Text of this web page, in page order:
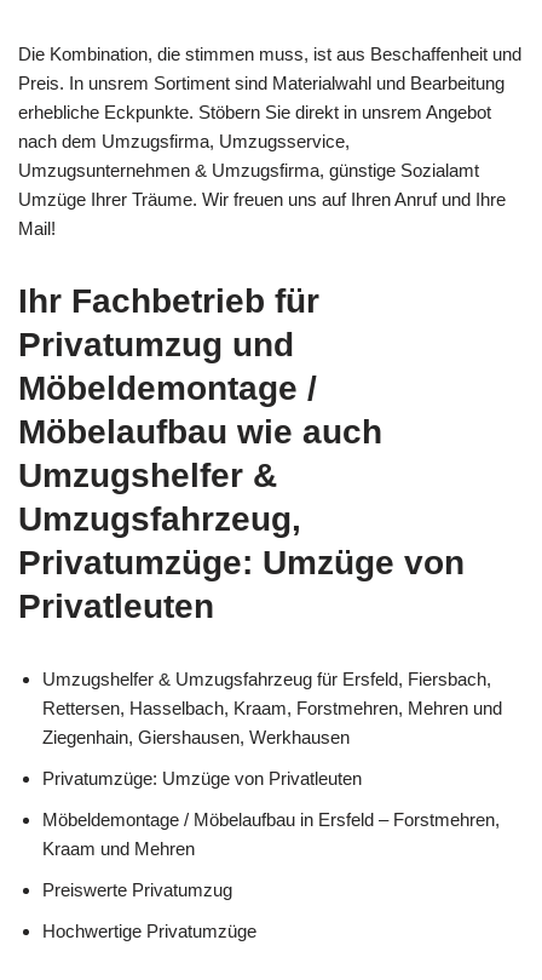
Die Kombination, die stimmen muss, ist aus Beschaffenheit und
Preis. In unsrem Sortiment sind Materialwahl und Bearbeitung
erhebliche Eckpunkte. Stöbern Sie direkt in unsrem Angebot
nach dem Umzugsfirma, Umzugsservice,
Umzugsunternehmen & Umzugsfirma, günstige Sozialamt
Umzüge Ihrer Träume. Wir freuen uns auf Ihren Anruf und Ihre
Mail!
Ihr Fachbetrieb für
Privatumzug und
Möbeldemontage /
Möbelaufbau wie auch
Umzugshelfer &
Umzugsfahrzeug,
Privatumzüge: Umzüge von
Privatleuten
Umzugshelfer & Umzugsfahrzeug für Ersfeld, Fiersbach,
Rettersen, Hasselbach, Kraam, Forstmehren, Mehren und
Ziegenhain, Giershausen, Werkhausen
Privatumzüge: Umzüge von Privatleuten
Möbeldemontage / Möbelaufbau in Ersfeld – Forstmehren,
Kraam und Mehren
Preiswerte Privatumzug
Hochwertige Privatumzüge